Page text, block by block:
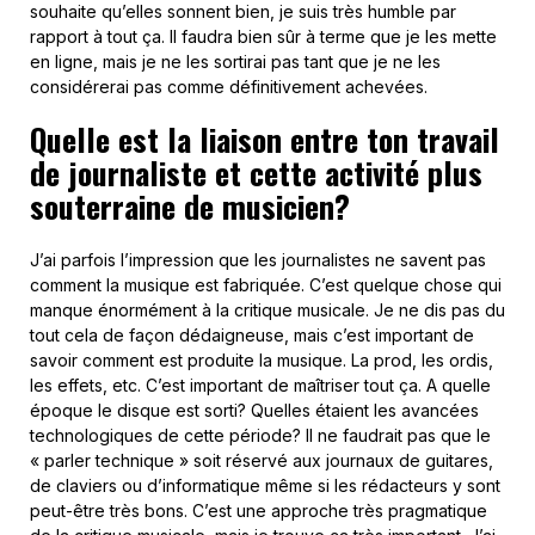
souhaite qu’elles sonnent bien, je suis très humble par
rapport à tout ça. Il faudra bien sûr à terme que je les mette
en ligne, mais je ne les sortirai pas tant que je ne les
considérerai pas comme définitivement achevées.
Quelle est la liaison entre ton travail
de journaliste et cette activité plus
souterraine de musicien?
J’ai parfois l’impression que les journalistes ne savent pas
comment la musique est fabriquée. C’est quelque chose qui
manque énormément à la critique musicale. Je ne dis pas du
tout cela de façon dédaigneuse, mais c’est important de
savoir comment est produite la musique. La prod, les ordis,
les effets, etc. C’est important de maîtriser tout ça. A quelle
époque le disque est sorti? Quelles étaient les avancées
technologiques de cette période? Il ne faudrait pas que le
« parler technique » soit réservé aux journaux de guitares,
de claviers ou d’informatique même si les rédacteurs y sont
peut-être très bons. C’est une approche très pragmatique